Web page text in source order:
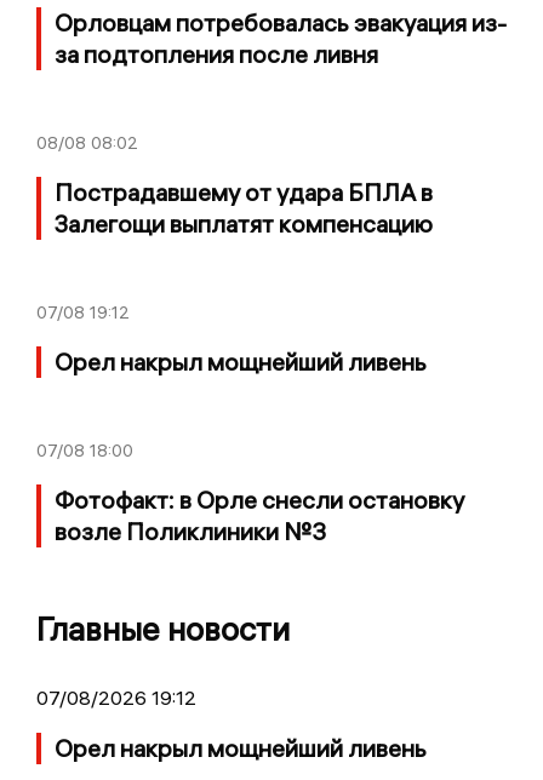
Орловцам потребовалась эвакуация из-
за подтопления после ливня
08/08 08:02
Пострадавшему от удара БПЛА в
Залегощи выплатят компенсацию
07/08 19:12
Орел накрыл мощнейший ливень
07/08 18:00
Фотофакт: в Орле снесли остановку
возле Поликлиники №3
Главные новости
07/08/2026 19:12
Орел накрыл мощнейший ливень